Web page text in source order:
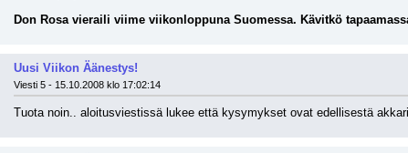
Don Rosa vieraili viime viikonloppuna Suomessa. Kävitkö
Uusi Viikon Äänestys!
Viesti 5 - 15.10.2008 klo 17:02:14
Tuota noin.. aloitusviestissä lukee että kysymykset ovat edellisestä